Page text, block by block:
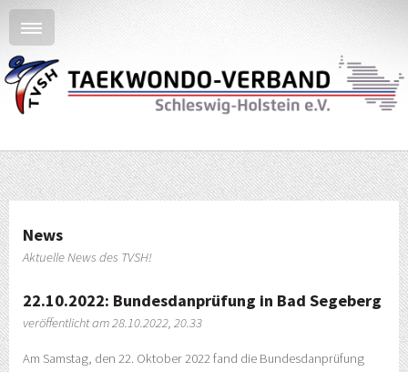
News
Aktuelle News des TVSH!
22.10.2022: Bundesdanprüfung in Bad Segeberg
veröffentlicht am 28.10.2022, 20.33
Am Samstag, den 22. Oktober 2022 fand die Bundesdanprüfung